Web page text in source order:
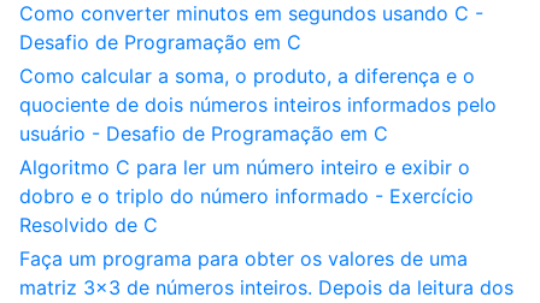
Como converter minutos em segundos usando C -
Desafio de Programação em C
Como calcular a soma, o produto, a diferença e o
quociente de dois números inteiros informados pelo
usuário - Desafio de Programação em C
Algoritmo C para ler um número inteiro e exibir o
dobro e o triplo do número informado - Exercício
Resolvido de C
Faça um programa para obter os valores de uma
matriz 3x3 de números inteiros. Depois da leitura dos